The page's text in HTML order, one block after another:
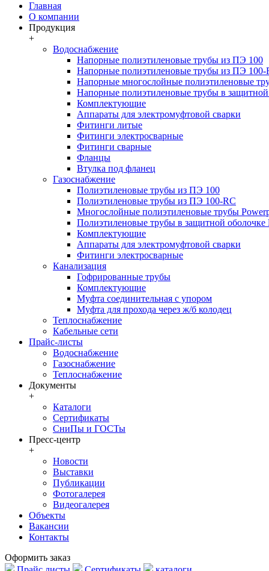
Главная
О компании
Продукция
+
Водоснабжение
Напорные полиэтиленовые трубы из ПЭ 100
Напорные полиэтиленовые трубы из ПЭ 100-
Напорные многослойные полиэтиленовые
Напорные полиэтиленовые трубы в защитной
Комплектующие
Аппараты для электромуфтовой сварки
Фитинги литые
Фитинги электросварные
Фитинги сварные
Фланцы
Втулка под фланец
Газоснабжение
Полиэтиленовые трубы из ПЭ 100
Полиэтиленовые трубы из ПЭ 100-RC
Многослойные полиэтиленовые трубы
Полиэтиленовые трубы в защитной оболочке
Комплектующие
Аппараты для электромуфтовой сварки
Фитинги электросварные
Канализация
Гофрированные трубы
Комплектующие
Муфта соединительная с упором
Муфта для прохода через ж/б колодец
Теплоснабжение
Кабельные сети
Прайс-листы
Водоснабжение
Газоснабжение
Теплоснабжение
Документы
+
Каталоги
Сертификаты
СниПы и ГОСТы
Пресс-центр
+
Новости
Выставки
Публикации
Фотогалерея
Видеогалерея
Объекты
Вакансии
Контакты
Оформить заказ